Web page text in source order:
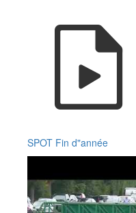
SPOT Fin d"année